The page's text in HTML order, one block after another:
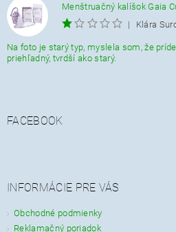
Menštruačný kalíšok Gaia
|
Klára
Na foto je starý typ, myslela som, že
priehľadný, tvrdší ako starý.
FACEBOOK
INFORMÁCIE PRE VÁS
Obchodné podmienky
Reklamačný poriadok